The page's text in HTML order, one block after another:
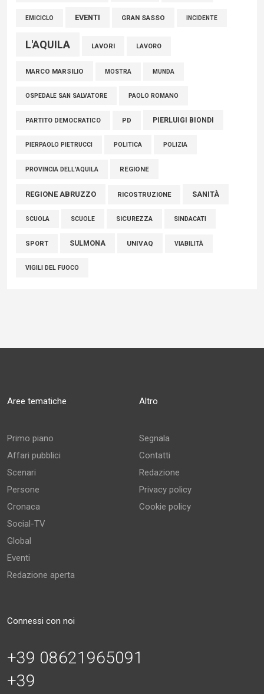
EMICICLO EVENTI GRAN SASSO INCIDENTE
L'AQUILA LAVORI LAVORO
MARCO MARSILIO MOSTRA MUNDA
OSPEDALE SAN SALVATORE PAOLO ROMANO
PARTITO DEMOCRATICO PD PIERLUIGI BIONDI
PIERPAOLO PIETRUCCI POLITICA POLIZIA
PROVINCIA DELL'AQUILA REGIONE
REGIONE ABRUZZO RICOSTRUZIONE SANITÀ
SCUOLA SCUOLE SICUREZZA SINDACATI
SPORT SULMONA UNIVAQ VIABILITÀ
VIGILI DEL FUOCO
Aree tematiche
Primo piano
Affari pubblici
Scenari
Persone
Cronaca
Social-TV
Global
Eventi
Redazione aperta
Altro
Segnala
Contatti
Redazione
Privacy policy
Cookie policy
Connessi con noi
+39 08621965091
+39